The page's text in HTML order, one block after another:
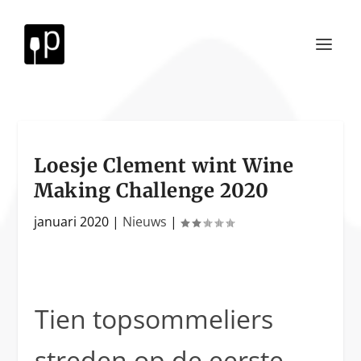
Loesje Clement wint Wine
Making Challenge 2020
januari 2020 | Nieuws |
Tien topsommeliers